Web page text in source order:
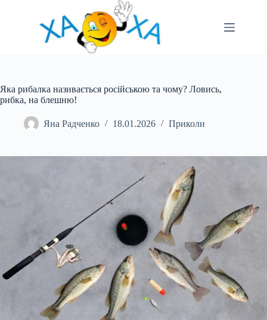
Яка рибалка називається російською та чому? Ловись,
рибка, на блешню!
Яна Радченко 18.01.2026 Приколи